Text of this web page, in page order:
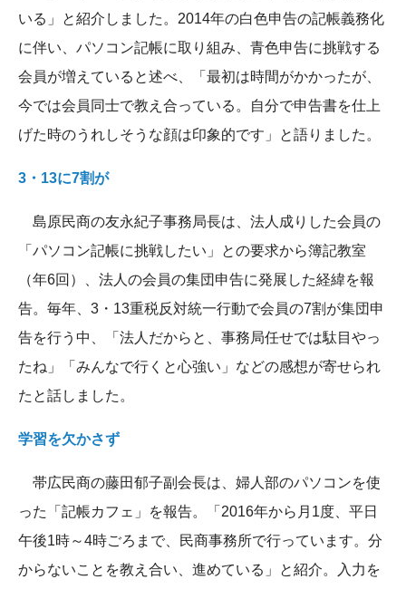
いる」と紹介しました。2014年の白色申告の記帳義務化
に伴い、パソコン記帳に取り組み、青色申告に挑戦する
会員が増えていると述べ、「最初は時間がかかったが、
今では会員同士で教え合っている。自分で申告書を仕上
げた時のうれしそうな顔は印象的です」と語りました。
3・13に7割が
島原民商の友永紀子事務局長は、法人成りした会員の
「パソコン記帳に挑戦したい」との要求から簿記教室
（年6回）、法人の会員の集団申告に発展した経緯を報
告。毎年、3・13重税反対統一行動で会員の7割が集団申
告を行う中、「法人だからと、事務局任せでは駄目やっ
たね」「みんなで行くと心強い」などの感想が寄せられ
たと話しました。
学習を欠かさず
帯広民商の藤田郁子副会長は、婦人部のパソコンを使
った「記帳カフェ」を報告。「2016年から月1度、平日
午後1時～4時ごろまで、民商事務所で行っています。分
からないことを教え合い、進めている」と紹介。入力を